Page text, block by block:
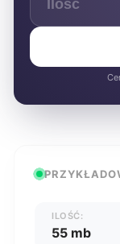
ILOŚĆ:
55 mb